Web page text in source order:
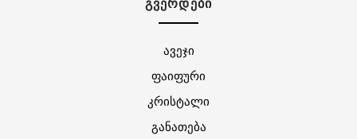
ᲒᲕᲔᲠᲓᲔᲑᲘ
ავეჯი
ფაიფური
კრისტალი
განათება